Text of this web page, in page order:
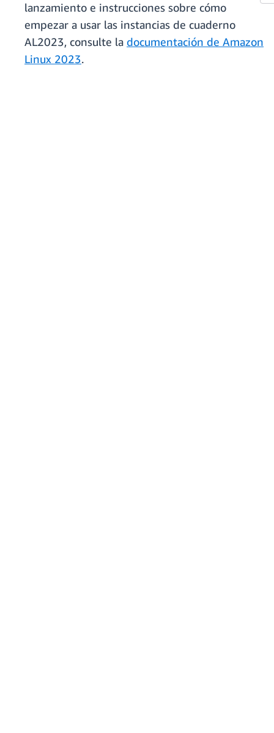
lanzamiento e instrucciones sobre cómo
empezar a usar las instancias de cuaderno
AL2023, consulte la documentación de Amazon
Linux 2023.